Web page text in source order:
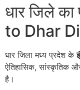
धार जिले
to Dhar
धार जिला मध्य प्रदेश के
ऐतिहासिक, सांस्कृतिक
है।